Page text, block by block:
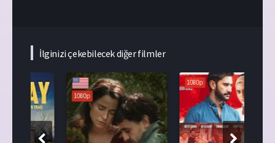
İlginizi çekebilecek diğer filmler
1080p
1080p